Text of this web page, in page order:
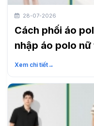
28-07-2026
Cách phối áo
nhập áo polo
nhanh
Xem chi tiết→